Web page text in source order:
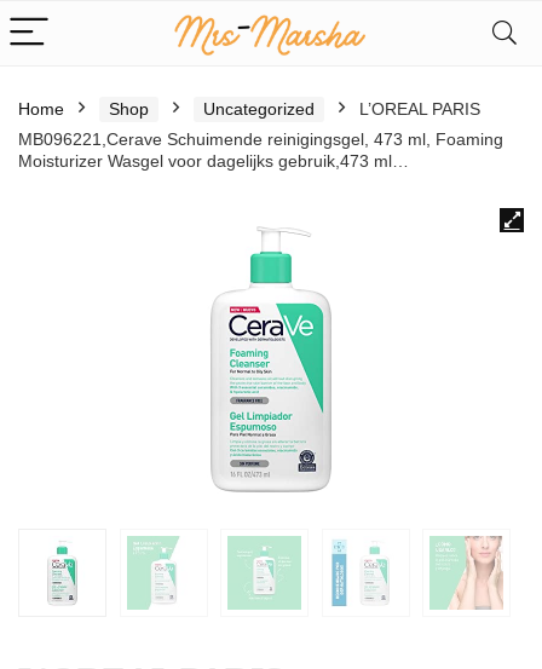
Home Shop Uncategorized
L’OREAL PARIS
MB096221,Cerave Schuimende reinigingsgel, 473 ml, Foaming
Moisturizer Wasgel voor dagelijks gebruik,473 ml…